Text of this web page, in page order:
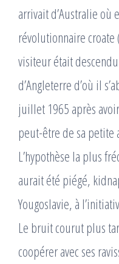
arrivait d’Australie
révolutionnaire croate
visiteur était
d’Angleterre d’où il
juillet 1965 après
peut-être de sa petite
L’hypothèse la plus
aurait été piégé,
Yougoslavie, à
Le bruit courut plus
coopérer avec ses